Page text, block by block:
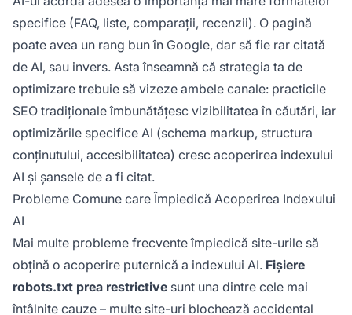
specifice (FAQ, liste, comparații, recenzii). O pagină
poate avea un rang bun în Google, dar să fie rar citată
de AI, sau invers. Asta înseamnă că strategia ta de
optimizare trebuie să vizeze ambele canale: practicile
SEO tradiționale îmbunătățesc vizibilitatea în căutări, iar
optimizările specifice AI (schema markup, structura
conținutului, accesibilitatea) cresc acoperirea indexului
AI și șansele de a fi citat.
Probleme Comune care Împiedică Acoperirea Indexului
AI
Mai multe probleme frecvente împiedică site-urile să
obțină o acoperire puternică a indexului AI. Fișiere
robots.txt prea restrictive sunt una dintre cele mai
întâlnite cauze – multe site-uri blochează accidental